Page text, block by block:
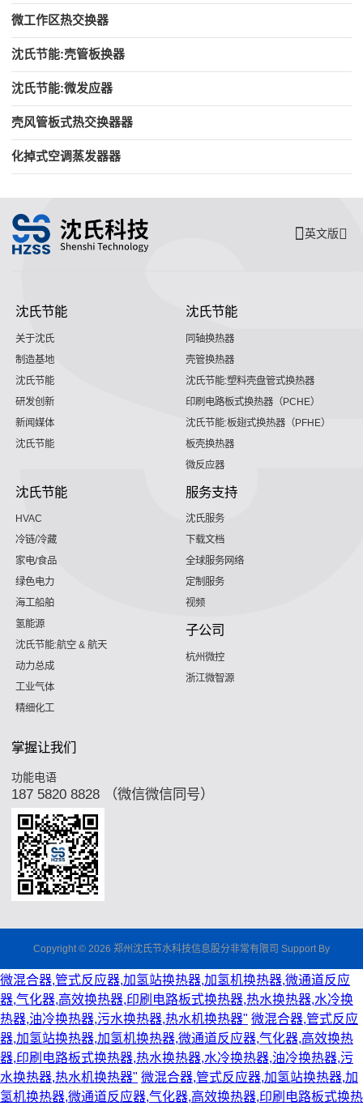
微工作区热交换器
沈氏节能:壳管板换器
沈氏节能:微发应器
壳风管板式热交换器器
化掉式空调蒸发器器
英文版
沈氏节能
关于沈氏
制造基地
沈氏节能
研发创新
新闻媒体
沈氏节能
沈氏节能
同轴换热器
壳管换热器
沈氏节能:塑料壳盘管式换热器
印刷电路板式换热器（PCHE）
沈氏节能:板翅式换热器（PFHE）
板壳换热器
微反应器
沈氏节能
HVAC
冷链/冷藏
家电/食品
绿色电力
海工船舶
氢能源
沈氏节能:航空 & 航天
动力总成
工业气体
精细化工
服务支持
沈氏服务
下载文档
全球服务网络
定制服务
视频
子公司
杭州微控
浙江微智源
掌握让我们
功能电语
187 5820 8828 （微信微信同号）
Copyright © 2026 郑州沈氏节水科技信息股分非常有限司 Support By
微混合器,管式反应器,加氢站换热器,加氢机换热器,微通道反应
器,气化器,高效换热器,印刷电路板式换热器,热水换热器,水冷换
热器,油冷换热器,污水换热器,热水机换热器" 微混合器,管式反应
器,加氢站换热器,加氢机换热器,微通道反应器,气化器,高效换热
器,印刷电路板式换热器,热水换热器,水冷换热器,油冷换热器,污
水换热器,热水机换热器" 微混合器,管式反应器,加氢站换热器,加
氢机换热器,微通道反应器,气化器,高效换热器,印刷电路板式换热